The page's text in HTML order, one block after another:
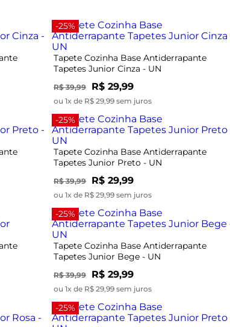
-25%
Tapete Cozinha Base Antiderrapante
Tapetes Junior Cinza - UN
R$ 39,99 R$ 29,99
ou 1x de R$ 29,99 sem juros
-25%
Tapete Cozinha Base Antiderrapante
Tapetes Junior Preto - UN
R$ 39,99 R$ 29,99
ou 1x de R$ 29,99 sem juros
-25%
Tapete Cozinha Base Antiderrapante
Tapetes Junior Bege - UN
R$ 39,99 R$ 29,99
ou 1x de R$ 29,99 sem juros
-25%